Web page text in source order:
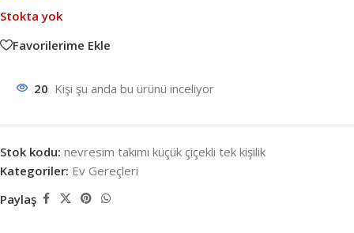
Stokta yok
Favorilerime Ekle
20 Kişi şu anda bu ürünü inceliyor
Stok kodu: nevresim takımı küçük çiçekli tek kişilik
Kategoriler: Ev Gereçleri
Paylaş